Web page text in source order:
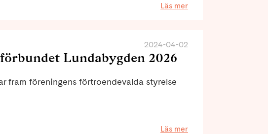
Läs mer
2024-04-02
Lundabygden 2026
fram föreningens förtroendevalda styrelse
Läs mer